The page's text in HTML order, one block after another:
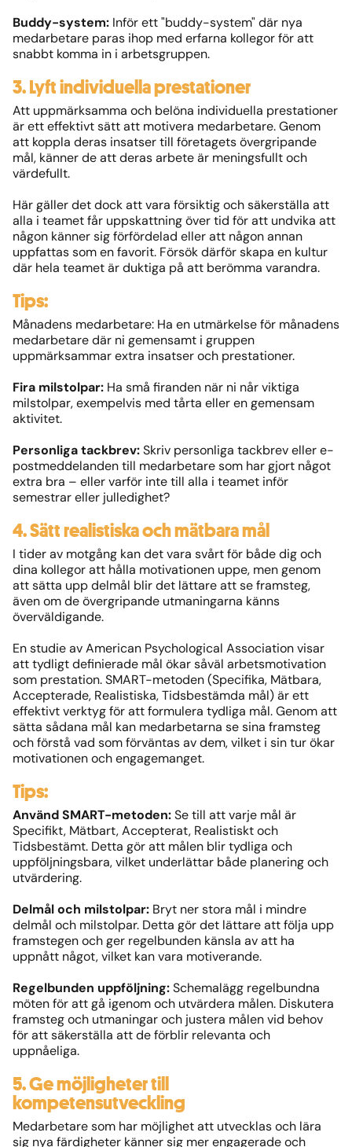
Buddy-system: Inför ett "buddy-system" där nya
medarbetare paras ihop med erfarna kollegor för att
snabbt komma in i arbetsgruppen.
3. Lyft individuella prestationer
Att uppmärksamma och belöna individuella prestationer
är ett effektivt sätt att motivera medarbetare. Genom
att koppla deras insatser till företagets övergripande
mål, känner de att deras arbete är meningsfullt och
värdefullt.
Här gäller det dock att vara försiktig och säkerställa att
alla i teamet får uppskattning över tid för att undvika att
någon känner sig förfördelad eller att någon annan
uppfattas som en favorit. Försök därför skapa en kultur
där hela teamet är duktiga på att berömma varandra.
Tips:
Månadens medarbetare: Ha en utmärkelse för månadens
medarbetare där ni gemensamt i gruppen
uppmärksammar extra insatser och prestationer.
Fira milstolpar: Ha små firanden när ni når viktiga
milstolpar, exempelvis med tårta eller en gemensam
aktivitet.
Personliga tackbrev:Skriv personliga tackbrev eller e-
postmeddelanden till medarbetare som har gjort något
extra bra – eller varför inte till alla i teamet inför
semestrar eller julledighet?
4. Sätt realistiska och mätbara mål
I tider av motgång kan det vara svårt för både dig och
dina kollegor att hålla motivationen uppe, men genom
att sätta upp delmål blir det lättare att se framsteg,
även om de övergripande utmaningarna känns
överväldigande.
En studie av American Psychological Association visar
att tydligt definierade mål ökar såväl arbetsmotivation
som prestation. SMART-metoden (Specifika, Mätbara,
Accepterade, Realistiska, Tidsbestämda mål) är ett
effektivt verktyg för att formulera tydliga mål. Genom att
sätta sådana mål kan medarbetarna se sina framsteg
och förstå vad som förväntas av dem, vilket i sin tur ökar
motivationen och engagemanget.
Tips:
Använd SMART-metoden:Se till att varje mål är
Specifikt, Mätbart, Accepterat, Realistiskt och
Tidsbestämt. Detta gör att målen blir tydliga och
uppföljningsbara, vilket underlättar både planering och
utvärdering.
Delmål och milstolpar: Bryt ner stora mål i mindre
delmål och milstolpar. Detta gör det lättare att följa upp
framstegen och ger regelbunden känsla av att ha
uppnått något, vilket kan vara motiverande.
Regelbunden uppföljning:Schemalägg regelbundna
möten för att gå igenom och utvärdera målen. Diskutera
framsteg och utmaningar och justera målen vid behov
för att säkerställa att de förblir relevanta och
uppnåeliga.
5. Ge möjligheter till
kompetensutveckling
Medarbetare som har möjlighet att utvecklas och lära
sig nya färdigheter känner sig mer engagerade och